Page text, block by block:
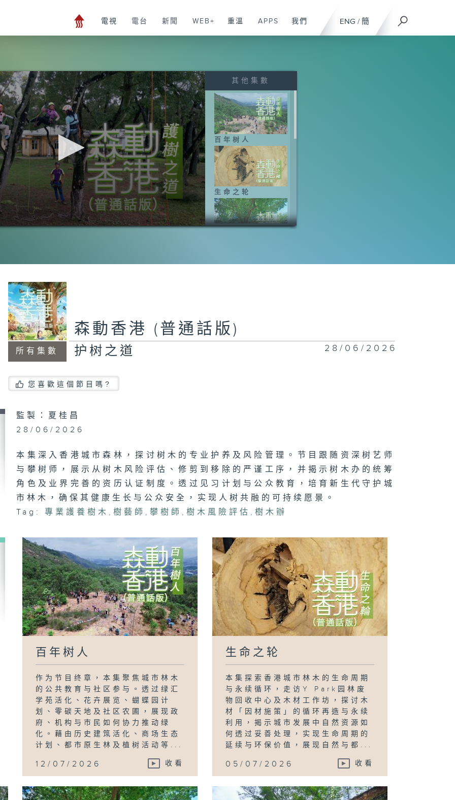
ENG / 簡
電視 電台 新聞 WEB+ 重溫 APPS 我們
其他集數
百年树人
生命之轮
优质绿化
所有集數
森動香港 (普通話版)
护树之道 28/06/2026
您喜歡這個節目嗎?
監製：夏桂昌
28/06/2026
本集深入香港城市森林，探讨树木的专业护养及风险管理。节目跟随资深树艺师
与攀树师，展示从树木风险评估、修剪到移除的严谨工序，并揭示树木办的统筹
角色及业界完善的资历认证制度。透过见习计划与公众教育，培育新生代守护城
市林木，确保其健康生长与公众安全，实现人树共融的可持续愿景。
Tag:
專業護養樹木 ,樹藝師 ,攀樹師 ,樹木風險評估 ,樹木辦
百年树人
作为节目终章，本集聚焦城市林木
的公共教育与社区参与。透过绿汇
学苑活化、花卉展览、蝴蝶园计
划、零碳天地及社区农圃，展现政
府、机构与市民如何协力推动绿
化。藉由历史建筑活化、商场生态
计划、都市原生林及植树活动等...
12/07/2026 收看
生命之轮
本集探索香港城市林木的生命周期
与永续循环，走访Y Park园林废
物回收中心及木材工作坊，探讨木
材「因材施策」的循环再造与永续
利用，揭示城市发展中自然资源如
何透过妥善处理，实现生命周期的
延续与环保价值，展现自然与都...
05/07/2026 收看